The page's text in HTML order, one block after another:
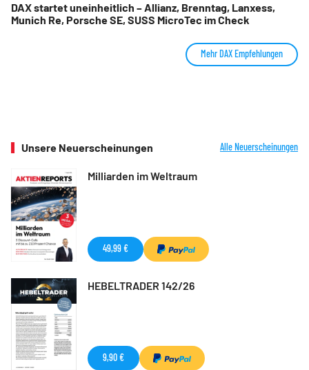
DAX startet uneinheitlich – Allianz, Brenntag, Lanxess,
Munich Re, Porsche SE, SUSS MicroTec im Check
Mehr DAX Empfehlungen
Unsere Neuerscheinungen Alle Neuerscheinungen
Milliarden im Weltraum
49,99 €
HEBELTRADER 142/26
9,90 €